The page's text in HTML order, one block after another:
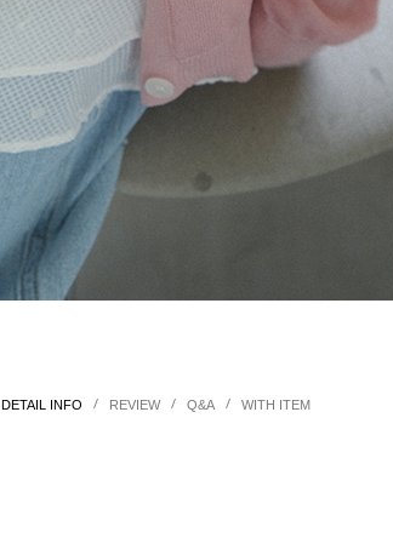
DETAIL INFO / REVIEW/ Q&A/ WITH ITEM